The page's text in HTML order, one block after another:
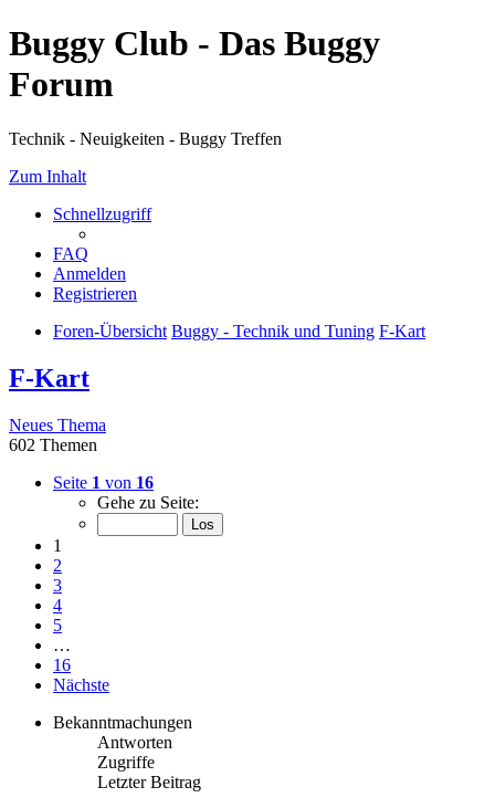
Buggy Club - Das Buggy
Forum
Technik - Neuigkeiten - Buggy Treffen
Zum Inhalt
Schnellzugriff
FAQ
Anmelden
Registrieren
Foren-Übersicht Buggy - Technik und Tuning F-Kart
F-Kart
Neues Thema
602 Themen
Seite 1 von 16
Gehe zu Seite:
1
2
3
4
5
…
16
Nächste
Bekanntmachungen
Antworten
Zugriffe
Letzter Beitrag